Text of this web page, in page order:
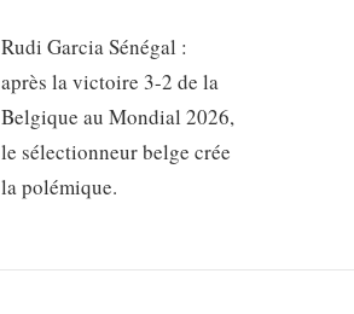
Rudi Garcia Sénégal :
après la victoire 3-2 de la
Belgique au Mondial 2026,
le sélectionneur belge crée
la polémique.